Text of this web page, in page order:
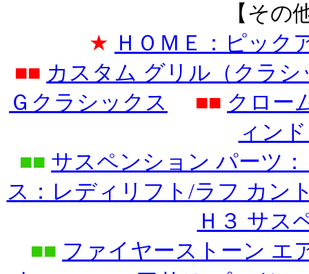
【その
★ ＨＯＭＥ：ピック
■■ カスタム グリル（クラ
Ｇクラシックス
■■ クロー
ィン
■■ サスペンション パーツ
ス：レディリフト/ラフ カン
Ｈ３ サス
■■ ファイヤーストーン エ